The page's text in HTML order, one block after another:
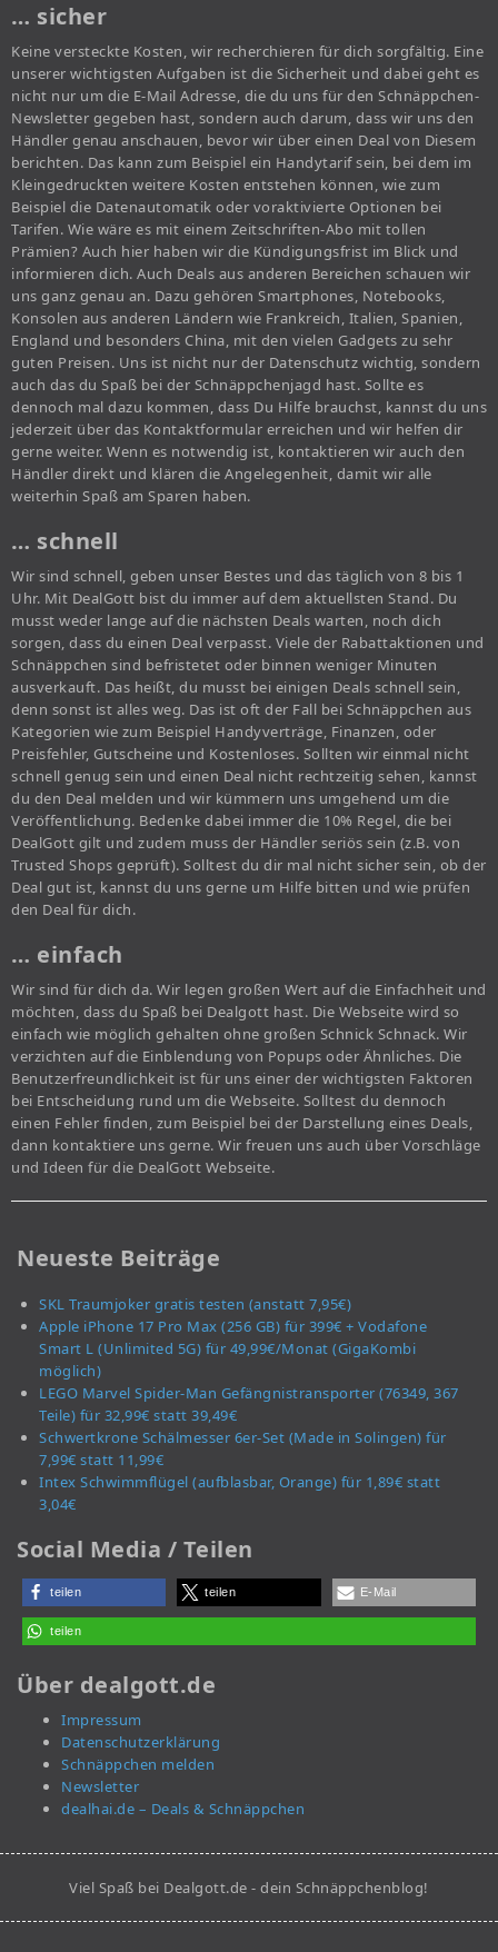
… sicher
Keine versteckte Kosten, wir recherchieren für dich sorgfältig. Eine
unserer wichtigsten Aufgaben ist die Sicherheit und dabei geht es
nicht nur um die E-Mail Adresse, die du uns für den Schnäppchen-
Newsletter gegeben hast, sondern auch darum, dass wir uns den
Händler genau anschauen, bevor wir über einen Deal von Diesem
berichten. Das kann zum Beispiel ein Handytarif sein, bei dem im
Kleingedruckten weitere Kosten entstehen können, wie zum
Beispiel die Datenautomatik oder voraktivierte Optionen bei
Tarifen. Wie wäre es mit einem Zeitschriften-Abo mit tollen
Prämien? Auch hier haben wir die Kündigungsfrist im Blick und
informieren dich. Auch Deals aus anderen Bereichen schauen wir
uns ganz genau an. Dazu gehören Smartphones, Notebooks,
Konsolen aus anderen Ländern wie Frankreich, Italien, Spanien,
England und besonders China, mit den vielen Gadgets zu sehr
guten Preisen. Uns ist nicht nur der Datenschutz wichtig, sondern
auch das du Spaß bei der Schnäppchenjagd hast. Sollte es
dennoch mal dazu kommen, dass Du Hilfe brauchst, kannst du uns
jederzeit über das Kontaktformular erreichen und wir helfen dir
gerne weiter. Wenn es notwendig ist, kontaktieren wir auch den
Händler direkt und klären die Angelegenheit, damit wir alle
weiterhin Spaß am Sparen haben.
… schnell
Wir sind schnell, geben unser Bestes und das täglich von 8 bis 1
Uhr. Mit DealGott bist du immer auf dem aktuellsten Stand. Du
musst weder lange auf die nächsten Deals warten, noch dich
sorgen, dass du einen Deal verpasst. Viele der Rabattaktionen und
Schnäppchen sind befristetet oder binnen weniger Minuten
ausverkauft. Das heißt, du musst bei einigen Deals schnell sein,
denn sonst ist alles weg. Das ist oft der Fall bei Schnäppchen aus
Kategorien wie zum Beispiel Handyverträge, Finanzen, oder
Preisfehler, Gutscheine und Kostenloses. Sollten wir einmal nicht
schnell genug sein und einen Deal nicht rechtzeitig sehen, kannst
du den Deal melden und wir kümmern uns umgehend um die
Veröffentlichung. Bedenke dabei immer die 10% Regel, die bei
DealGott gilt und zudem muss der Händler seriös sein (z.B. von
Trusted Shops geprüft). Solltest du dir mal nicht sicher sein, ob der
Deal gut ist, kannst du uns gerne um Hilfe bitten und wie prüfen
den Deal für dich.
… einfach
Wir sind für dich da. Wir legen großen Wert auf die Einfachheit und
möchten, dass du Spaß bei Dealgott hast. Die Webseite wird so
einfach wie möglich gehalten ohne großen Schnick Schnack. Wir
verzichten auf die Einblendung von Popups oder Ähnliches. Die
Benutzerfreundlichkeit ist für uns einer der wichtigsten Faktoren
bei Entscheidung rund um die Webseite. Solltest du dennoch
einen Fehler finden, zum Beispiel bei der Darstellung eines Deals,
dann kontaktiere uns gerne. Wir freuen uns auch über Vorschläge
und Ideen für die DealGott Webseite.
Neueste Beiträge
SKL Traumjoker gratis testen (anstatt 7,95€)
Apple iPhone 17 Pro Max (256 GB) für 399€ + Vodafone
Smart L (Unlimited 5G) für 49,99€/Monat (GigaKombi
möglich)
LEGO Marvel Spider-Man Gefängnistransporter (76349, 367
Teile) für 32,99€ statt 39,49€
Schwertkrone Schälmesser 6er-Set (Made in Solingen) für
7,99€ statt 11,99€
Intex Schwimmflügel (aufblasbar, Orange) für 1,89€ statt
3,04€
Social Media / Teilen
teilen teilen E-Mail
teilen
Über dealgott.de
Impressum
Datenschutzerklärung
Schnäppchen melden
Newsletter
dealhai.de – Deals & Schnäppchen
Viel Spaß bei Dealgott.de - dein Schnäppchenblog!